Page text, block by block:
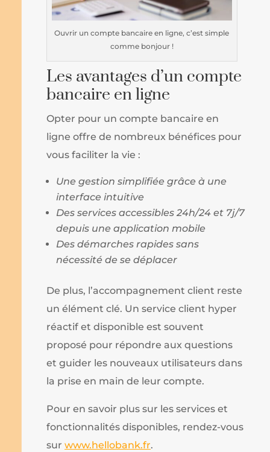
Ouvrir un compte bancaire en ligne, c’est simple
comme bonjour !
Les avantages d’un compte
bancaire en ligne
Opter pour un compte bancaire en
ligne offre de nombreux bénéfices pour
vous faciliter la vie :
Une gestion simplifiée grâce à une
interface intuitive
Des services accessibles 24h/24 et 7j/7
depuis une application mobile
Des démarches rapides sans
nécessité de se déplacer
De plus, l’accompagnement client reste
un élément clé. Un service client hyper
réactif et disponible est souvent
proposé pour répondre aux questions
et guider les nouveaux utilisateurs dans
la prise en main de leur compte.
Pour en savoir plus sur les services et
fonctionnalités disponibles, rendez-vous
surwww.hellobank.fr.